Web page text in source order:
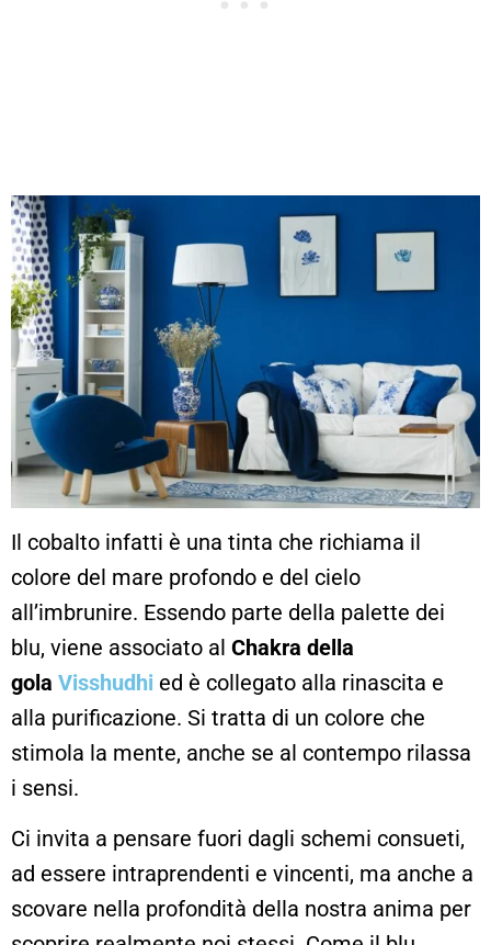
Il cobalto infatti è una tinta che richiama il
colore del mare profondo e del cielo
all’imbrunire. Essendo parte della palette dei
blu, viene associato al Chakra della
gola Visshudhi ed è collegato alla rinascita e
alla purificazione. Si tratta di un colore che
stimola la mente, anche se al contempo rilassa
i sensi.
Ci invita a pensare fuori dagli schemi consueti,
ad essere intraprendenti e vincenti, ma anche a
scovare nella profondità della nostra anima per